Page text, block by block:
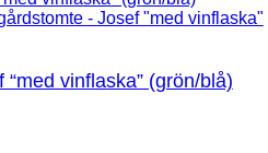
vinflaska” (grön/blå)